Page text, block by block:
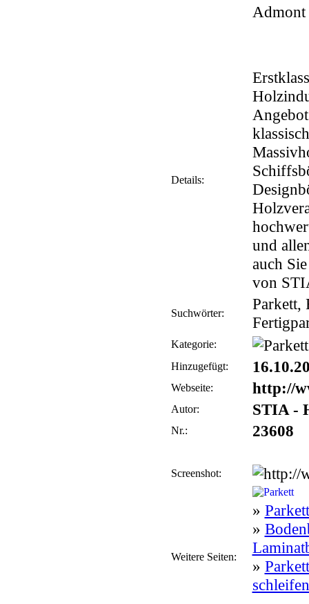
Admont
Details:
und
auch
von
Suchwörter:
Parkett,
Kategorie:
Hinzugefügt:
Webseite: http://
Autor: STIA -
Nr.: 23608
Screenshot:
Weitere Seiten:
»
»
»
schleifen